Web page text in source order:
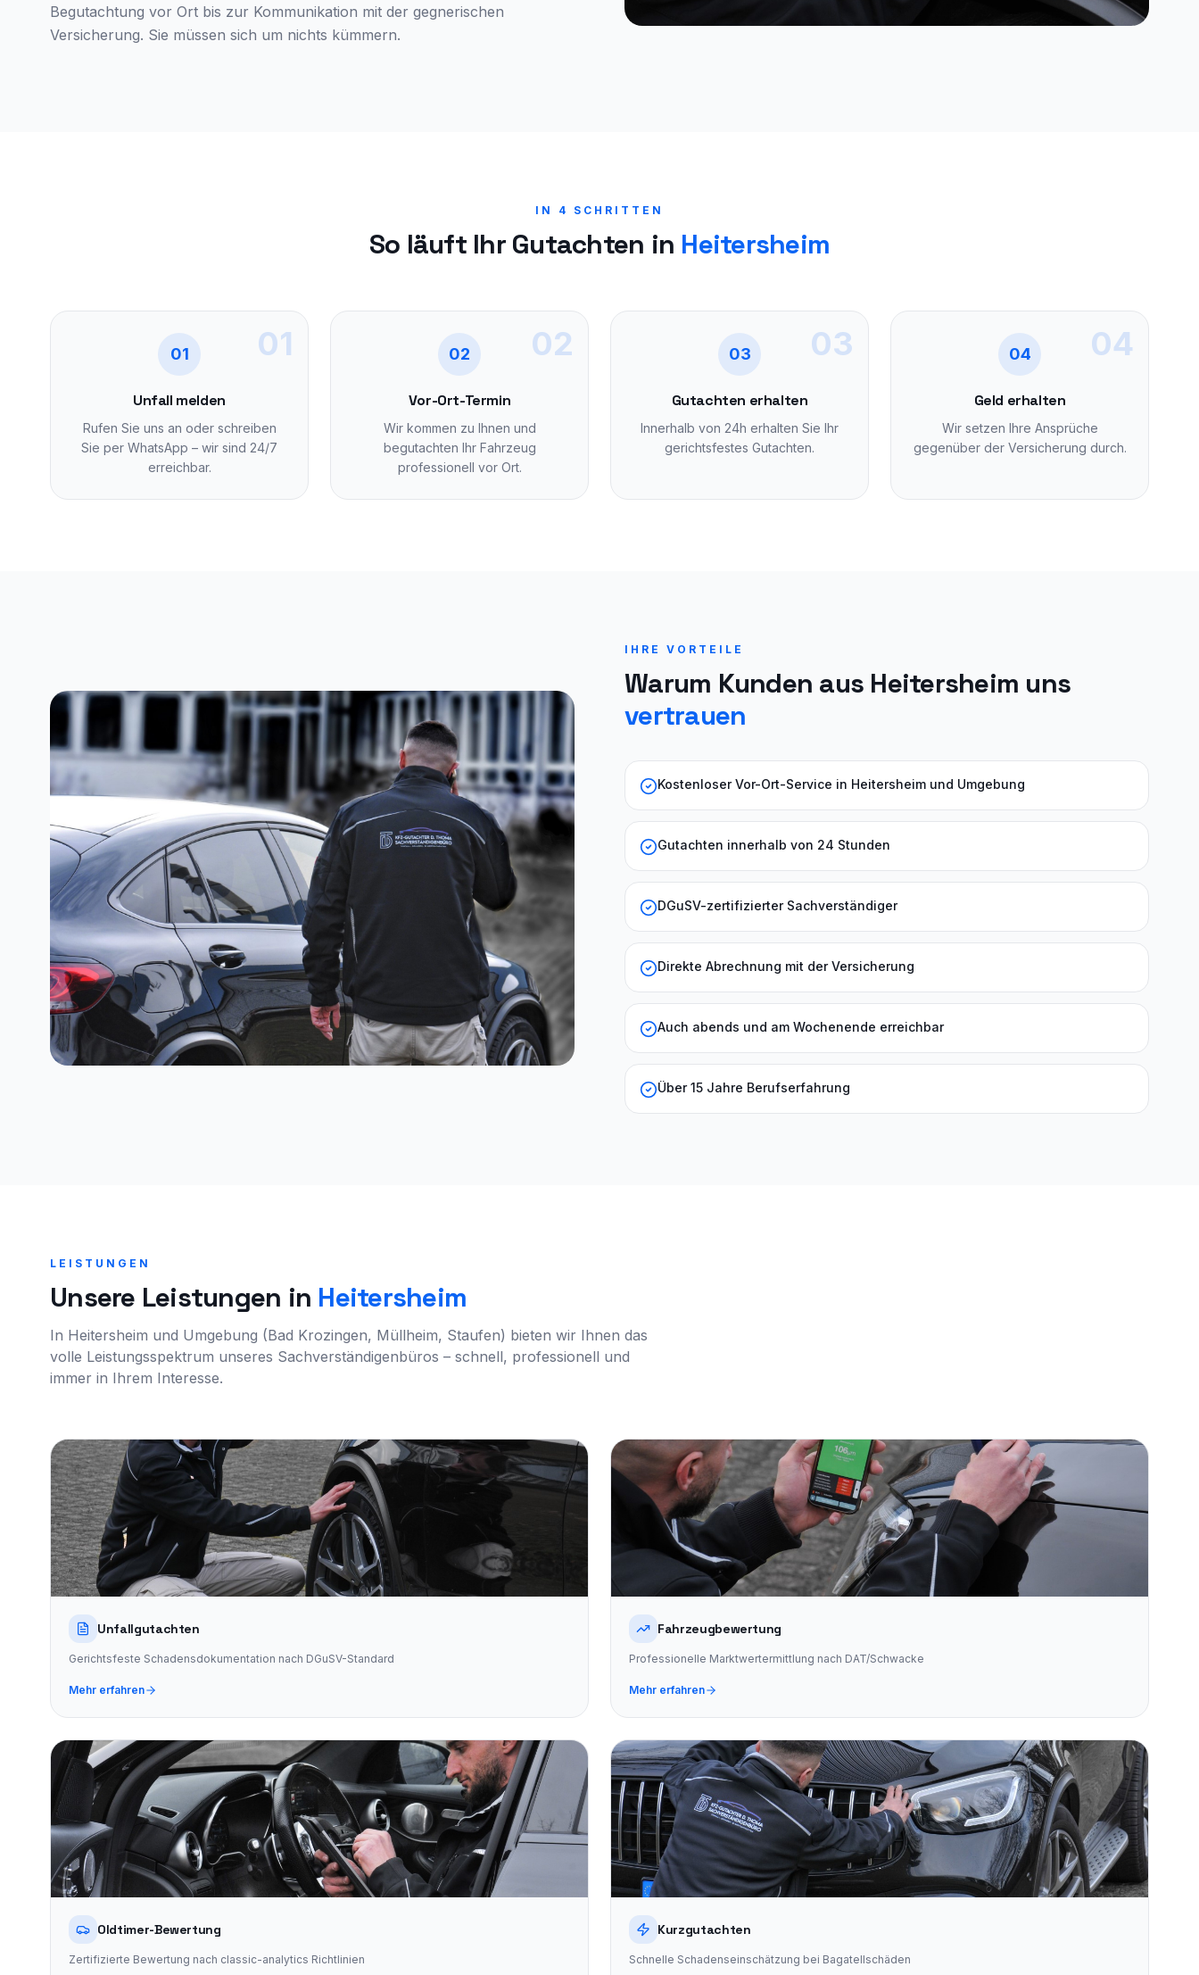
Begutachtung vor Ort bis zur Kommunikation mit der gegnerischen
Versicherung. Sie müssen sich um nichts kümmern.
IN 4 SCHRITTEN
So läuft Ihr Gutachten in Heitersheim
01
01
Unfall melden
Rufen Sie uns an oder schreiben
Sie per WhatsApp – wir sind 24/7
erreichbar.
02
02
Vor-Ort-Termin
Wir kommen zu Ihnen und
begutachten Ihr Fahrzeug
professionell vor Ort.
03
03
Gutachten erhalten
Innerhalb von 24h erhalten Sie Ihr
gerichtsfestes Gutachten.
04
04
Geld erhalten
Wir setzen Ihre Ansprüche
gegenüber der Versicherung durch.
IHRE VORTEILE
Warum Kunden aus Heitersheim uns
vertrauen
Kostenloser Vor-Ort-Service in Heitersheim und Umgebung
Gutachten innerhalb von 24 Stunden
DGuSV-zertifizierter Sachverständiger
Direkte Abrechnung mit der Versicherung
Auch abends und am Wochenende erreichbar
Über 15 Jahre Berufserfahrung
LEISTUNGEN
Unsere Leistungen in Heitersheim
In Heitersheim und Umgebung (Bad Krozingen, Müllheim, Staufen) bieten wir Ihnen das
volle Leistungsspektrum unseres Sachverständigenbüros – schnell, professionell und
immer in Ihrem Interesse.
Unfallgutachten
Gerichtsfeste Schadensdokumentation nach DGuSV-Standard
Mehr erfahren
Fahrzeugbewertung
Professionelle Marktwertermittlung nach DAT/Schwacke
Mehr erfahren
Oldtimer-Bewertung
Zertifizierte Bewertung nach classic-analytics Richtlinien
Kurzgutachten
Schnelle Schadenseinschätzung bei Bagatellschäden